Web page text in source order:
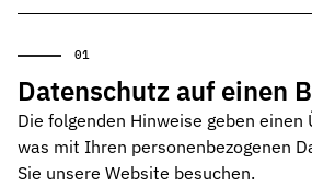
Hochdruck- und
Recyclinganlagen & Umwelttechnik
Widerstandsfähige Dichtungen für
Datenschutz auf einen
Die folgenden Hinweise geben einen
was mit Ihren personenbezogenen
Sie unsere Website besuchen.